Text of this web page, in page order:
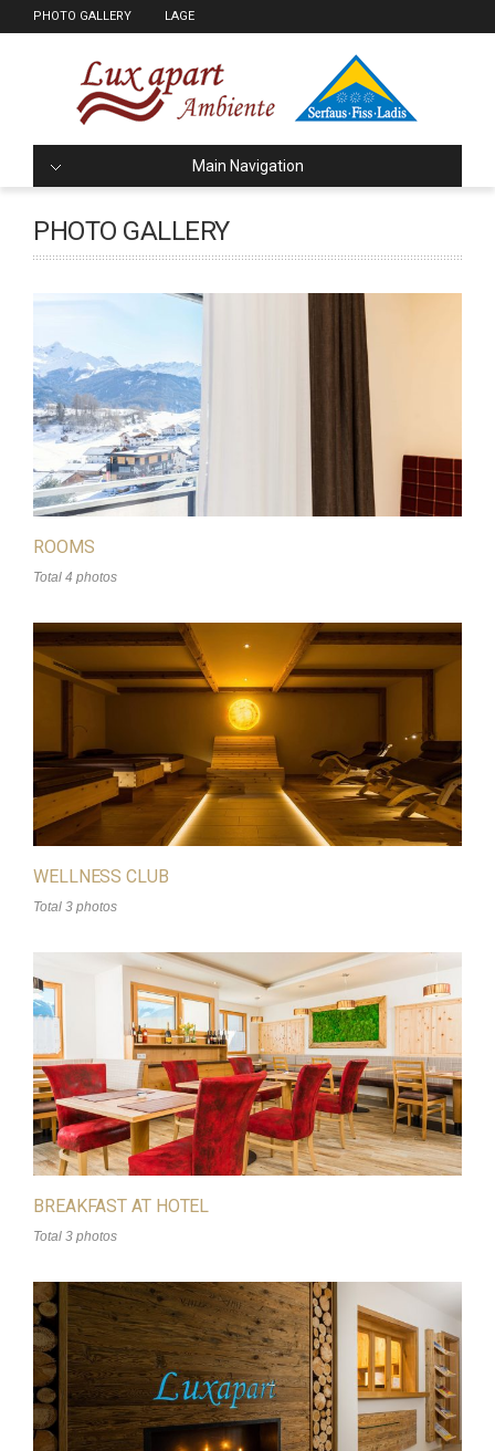
PHOTO GALLERY LAGE
Main Navigation
PHOTO GALLERY
ROOMS
Total 4 photos
WELLNESS CLUB
Total 3 photos
BREAKFAST AT HOTEL
Total 3 photos